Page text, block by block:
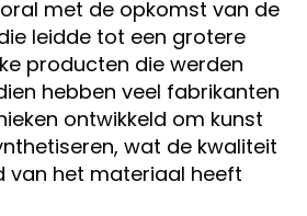
met de opkomst van de
leidde tot een grotere
producten die werden
hebben veel fabrikanten
ontwikkeld om kunst
wat de kwaliteit
van het materiaal heeft